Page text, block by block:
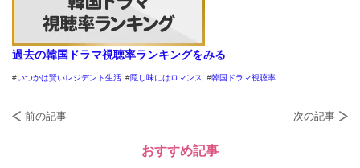
過去の韓国ドラマ視聴率ランキングをみる
いつかは賢いレジデント生活 隠し味にはロマンス 韓国ドラマ視聴率
前の記事 次の記事
おすすめ記事